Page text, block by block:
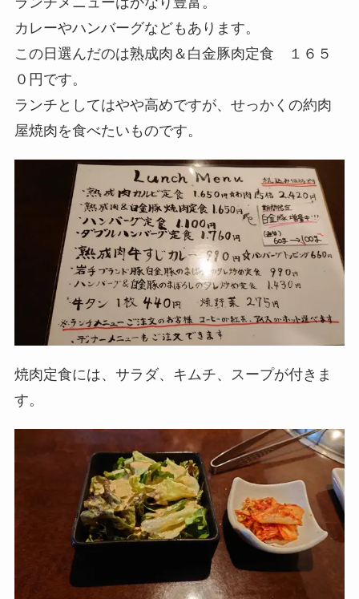
カレーやハンバーグなどもあります。
この日選んだのは熟成肉＆白金豚肉定食 １６５
０円です。
ランチとしてはやや高めですが、せっかくの約肉
屋焼肉を食べたいものです。
焼肉定食には、サラダ、キムチ、スープが付きま
す。